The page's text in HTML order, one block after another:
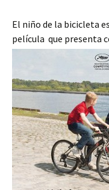
El niño de la bicicleta
película que presenta